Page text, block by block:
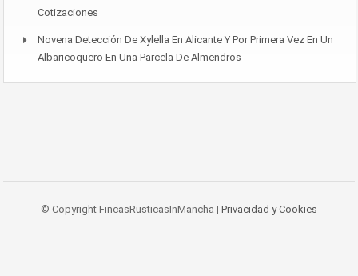
Cotizaciones
Novena Detección De Xylella En Alicante Y Por Primera Vez En Un
Albaricoquero En Una Parcela De Almendros
© Copyright FincasRusticasInMancha | Privacidad y Cookies